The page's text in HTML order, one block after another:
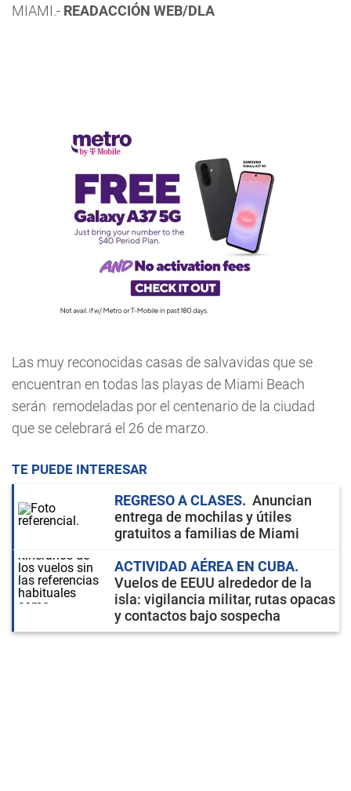
MIAMI.- READACCIÓN WEB/DLA
Las muy reconocidas casas de salvavidas que se
encuentran en todas las playas de Miami Beach
serán remodeladas por el centenario de la ciudad
que se celebrará el 26 de marzo.
TE PUEDE INTERESAR
REGRESO A CLASES
Anuncian
entrega de mochilas y útiles
gratuitos a familias de Miami
ACTIVIDAD AÉREA EN CUBA
Vuelos de EEUU alrededor de la
isla: vigilancia militar, rutas opacas
y contactos bajo sospecha